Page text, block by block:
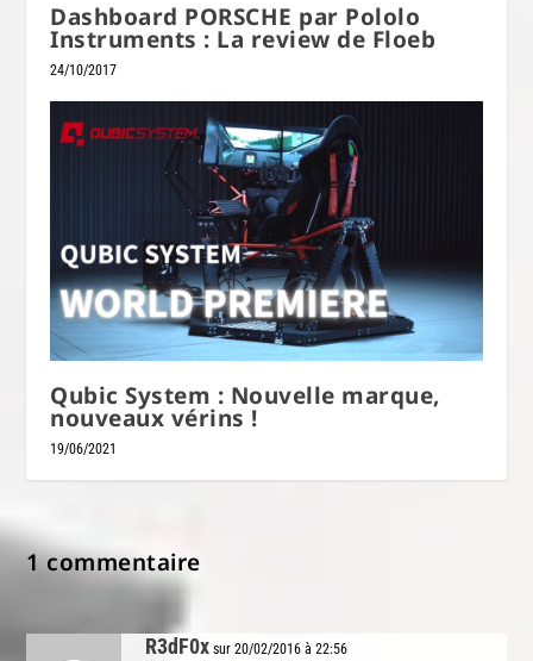
Dashboard PORSCHE par Pololo
Instruments : La review de Floeb
24/10/2017
Qubic System : Nouvelle marque,
nouveaux vérins !
19/06/2021
1 commentaire
R3dF0x sur 20/02/2016 à 22:56